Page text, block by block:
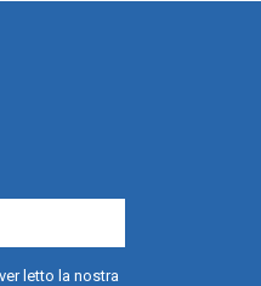
letto la nostra